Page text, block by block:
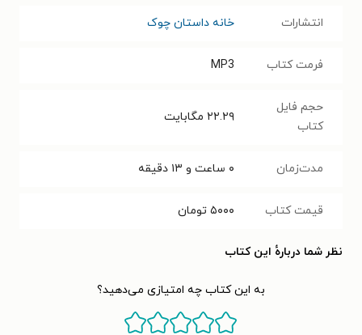
انتشارات خانه داستان چوک
فرمت کتاب MP3
حجم فایل
کتاب
۲۲.۲۹ مگابایت
مدت‌زمان ۰ ساعت و ۱۳ دقیقه
قیمت کتاب ۵۰۰۰ تومان
نظر شما دربارهٔ این کتاب
به این کتاب چه امتیازی می‌دهید؟